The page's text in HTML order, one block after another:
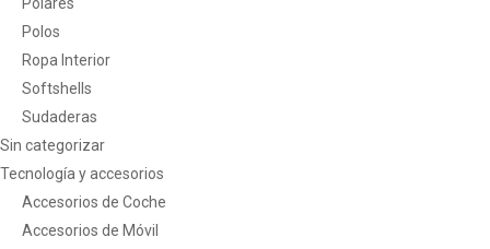
Polos
Ropa Interior
Softshells
Sudaderas
Sin categorizar
Tecnología y accesorios
Accesorios de Coche
Accesorios de Móvil